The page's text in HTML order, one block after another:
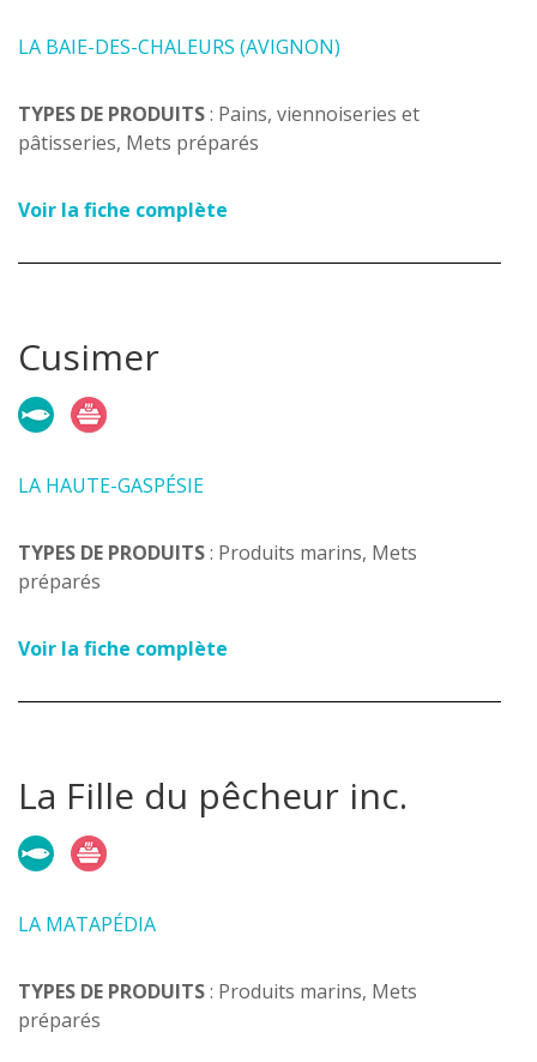
LA BAIE-DES-CHALEURS (AVIGNON)
TYPES DE PRODUITS: Pains, viennoiseries et
pâtisseries, Mets préparés
Voir la fiche complète
Cusimer
LA HAUTE-GASPÉSIE
TYPES DE PRODUITS: Produits marins, Mets
préparés
Voir la fiche complète
La Fille du pêcheur inc.
LA MATAPÉDIA
TYPES DE PRODUITS: Produits marins, Mets
préparés